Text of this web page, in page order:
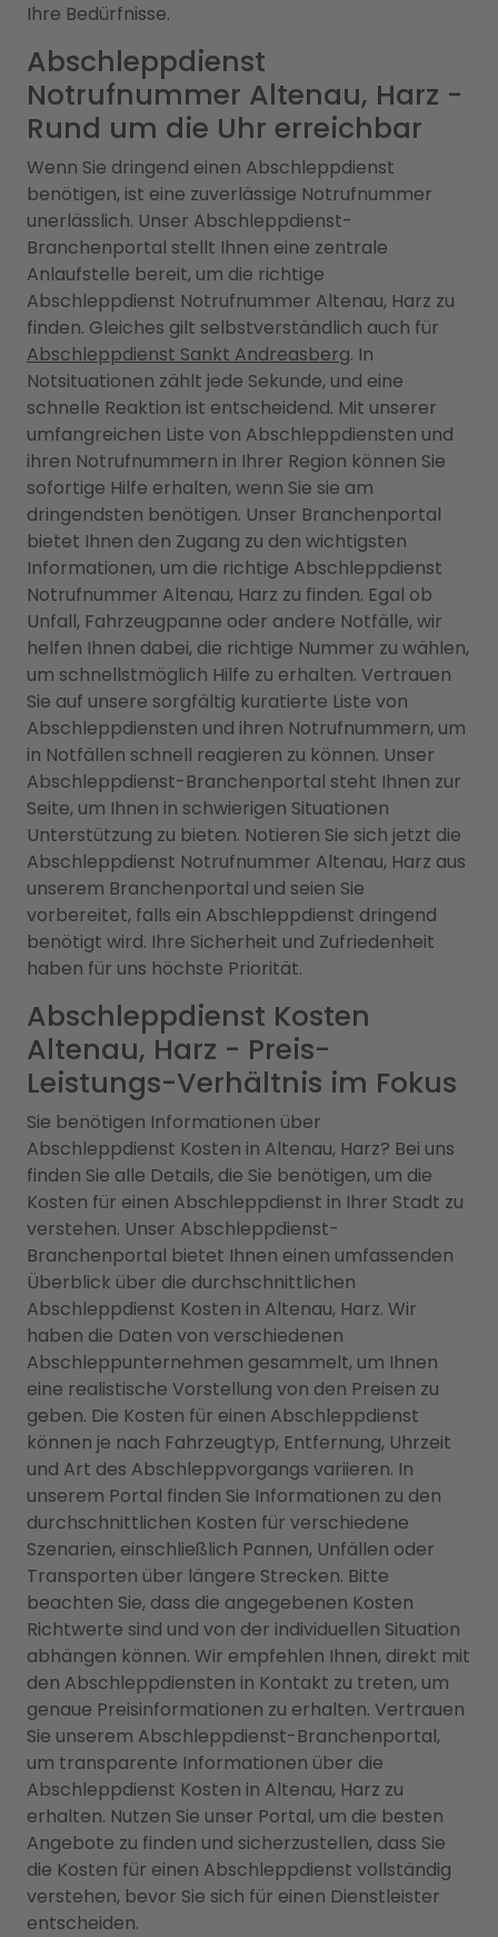
Ihre Bedürfnisse.
Abschleppdienst
Notrufnummer Altenau, Harz -
Rund um die Uhr erreichbar
Wenn Sie dringend einen Abschleppdienst
benötigen, ist eine zuverlässige Notrufnummer
unerlässlich. Unser Abschleppdienst-
Branchenportal stellt Ihnen eine zentrale
Anlaufstelle bereit, um die richtige
Abschleppdienst Notrufnummer Altenau, Harz zu
finden. Gleiches gilt selbstverständlich auch für
Abschleppdienst Sankt Andreasberg. In
Notsituationen zählt jede Sekunde, und eine
schnelle Reaktion ist entscheidend. Mit unserer
umfangreichen Liste von Abschleppdiensten und
ihren Notrufnummern in Ihrer Region können Sie
sofortige Hilfe erhalten, wenn Sie sie am
dringendsten benötigen. Unser Branchenportal
bietet Ihnen den Zugang zu den wichtigsten
Informationen, um die richtige Abschleppdienst
Notrufnummer Altenau, Harz zu finden. Egal ob
Unfall, Fahrzeugpanne oder andere Notfälle, wir
helfen Ihnen dabei, die richtige Nummer zu wählen,
um schnellstmöglich Hilfe zu erhalten. Vertrauen
Sie auf unsere sorgfältig kuratierte Liste von
Abschleppdiensten und ihren Notrufnummern, um
in Notfällen schnell reagieren zu können. Unser
Abschleppdienst-Branchenportal steht Ihnen zur
Seite, um Ihnen in schwierigen Situationen
Unterstützung zu bieten. Notieren Sie sich jetzt die
Abschleppdienst Notrufnummer Altenau, Harz aus
unserem Branchenportal und seien Sie
vorbereitet, falls ein Abschleppdienst dringend
benötigt wird. Ihre Sicherheit und Zufriedenheit
haben für uns höchste Priorität.
Abschleppdienst Kosten
Altenau, Harz - Preis-
Leistungs-Verhältnis im Fokus
Sie benötigen Informationen über
Abschleppdienst Kosten in Altenau, Harz? Bei uns
finden Sie alle Details, die Sie benötigen, um die
Kosten für einen Abschleppdienst in Ihrer Stadt zu
verstehen. Unser Abschleppdienst-
Branchenportal bietet Ihnen einen umfassenden
Überblick über die durchschnittlichen
Abschleppdienst Kosten in Altenau, Harz. Wir
haben die Daten von verschiedenen
Abschleppunternehmen gesammelt, um Ihnen
eine realistische Vorstellung von den Preisen zu
geben. Die Kosten für einen Abschleppdienst
können je nach Fahrzeugtyp, Entfernung, Uhrzeit
und Art des Abschleppvorgangs variieren. In
unserem Portal finden Sie Informationen zu den
durchschnittlichen Kosten für verschiedene
Szenarien, einschließlich Pannen, Unfällen oder
Transporten über längere Strecken. Bitte
beachten Sie, dass die angegebenen Kosten
Richtwerte sind und von der individuellen Situation
abhängen können. Wir empfehlen Ihnen, direkt mit
den Abschleppdiensten in Kontakt zu treten, um
genaue Preisinformationen zu erhalten. Vertrauen
Sie unserem Abschleppdienst-Branchenportal,
um transparente Informationen über die
Abschleppdienst Kosten in Altenau, Harz zu
erhalten. Nutzen Sie unser Portal, um die besten
Angebote zu finden und sicherzustellen, dass Sie
die Kosten für einen Abschleppdienst vollständig
verstehen, bevor Sie sich für einen Dienstleister
entscheiden.